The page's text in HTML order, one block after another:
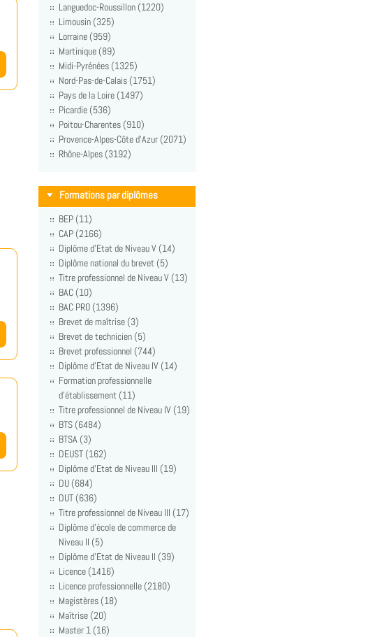
Languedoc-Roussillon (1220)
Limousin (325)
Lorraine (959)
Martinique (89)
Midi-Pyrénées (1325)
Nord-Pas-de-Calais (1751)
Pays de la Loire (1497)
Picardie (536)
Poitou-Charentes (910)
Provence-Alpes-Côte d'Azur (2071)
Rhône-Alpes (3192)
Formations par diplômes
BEP (11)
CAP (2166)
Diplôme d'Etat de Niveau V (14)
Diplôme national du brevet (5)
Titre professionnel de Niveau V (13)
BAC (10)
BAC PRO (1396)
Brevet de maîtrise (3)
Brevet de technicien (5)
Brevet professionnel (744)
Diplôme d'Etat de Niveau IV (14)
Formation professionnelle
d'établissement (11)
Titre professionnel de Niveau IV (19)
BTS (6484)
BTSA (3)
DEUST (162)
Diplôme d'Etat de Niveau III (19)
DU (684)
DUT (636)
Titre professionnel de Niveau III (17)
Diplôme d'école de commerce de
Niveau II (5)
Diplôme d'Etat de Niveau II (39)
Licence (1416)
Licence professionnelle (2180)
Magistères (18)
Maîtrise (20)
Master 1 (16)